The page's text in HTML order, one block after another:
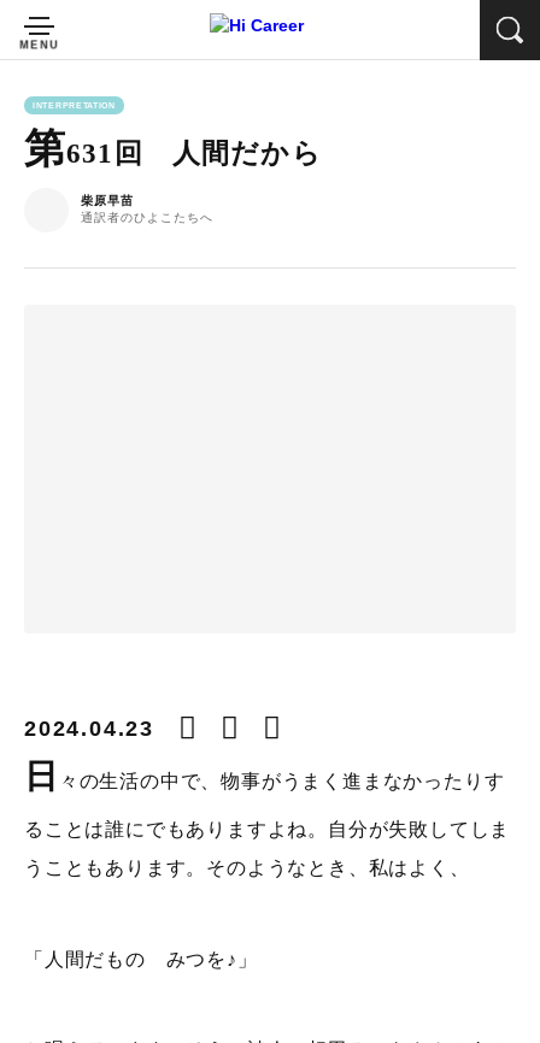
INTERPRETATION
第631回 人間だから
柴原早苗
通訳者のひよこたちへ
2024.04.23
日 々の生活の中で、物事がうまく進まなかったりす
ることは誰にでもありますよね。自分が失敗してしま
うこともあります。そのようなとき、私はよく、
「人間だもの みつを♪」